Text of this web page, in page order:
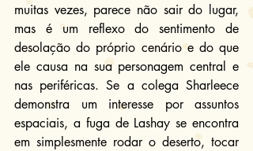
muitas vezes, parece não sair do lugar,
mas é um reflexo do sentimento de
desolação do próprio cenário e do que
ele causa na sua personagem central e
nas periféricas. Se a colega Sharleece
demonstra um interesse por assuntos
espaciais, a fuga de Lashay se encontra
em simplesmente rodar o deserto, tocar